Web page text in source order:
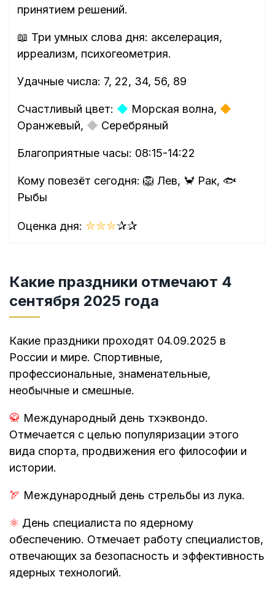
принятием решений.
📖 Три умных слова дня: акселерация,
ирреализм, психогеометрия.
Удачные числа: 7, 22, 34, 56, 89
Счастливый цвет: ◆ Морская волна, ◆
Оранжевый, ◆ Серебряный
Благоприятные часы: 08:15-14:22
Кому повезёт сегодня: 🦁 Лев, 🦀 Рак, 🐟
Рыбы
Оценка дня: ✮✮✮✰✰
Какие праздники отмечают 4
сентября 2025 года
Какие праздники проходят 04.09.2025 в
России и мире. Спортивные,
профессиональные, знаменательные,
необычные и смешные.
🥋 Международный день тхэквондо.
Отмечается с целью популяризации этого
вида спорта, продвижения его философии и
истории.
🏹 Международный день стрельбы из лука.
⚛️ День специалиста по ядерному
обеспечению. Отмечает работу специалистов,
отвечающих за безопасность и эффективность
ядерных технологий.